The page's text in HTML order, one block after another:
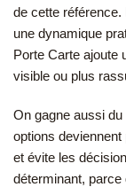
de cette référence.
une dynamique
Porte Carte ajoute
visible ou plus
On gagne aussi
options deviennent
et évite les
déterminant, parce